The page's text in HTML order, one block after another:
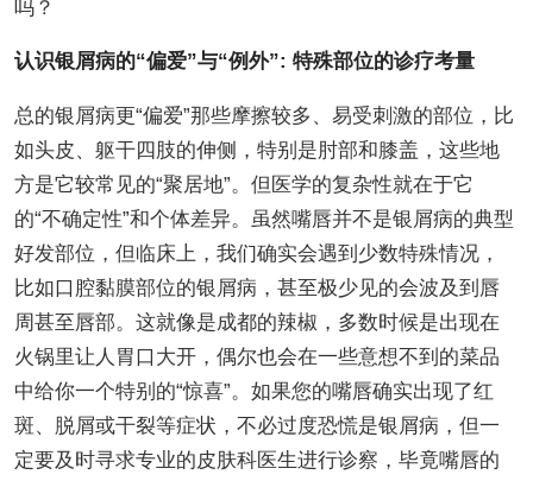
吗？
认识银屑病的“偏爱”与“例外”: 特殊部位的诊疗考量
总的银屑病更“偏爱”那些摩擦较多、易受刺激的部位，比
如头皮、躯干四肢的伸侧，特别是肘部和膝盖，这些地
方是它较常见的“聚居地”。但医学的复杂性就在于它
的“不确定性”和个体差异。虽然嘴唇并不是银屑病的典型
好发部位，但临床上，我们确实会遇到少数特殊情况，
比如口腔黏膜部位的银屑病，甚至极少见的会波及到唇
周甚至唇部。这就像是成都的辣椒，多数时候是出现在
火锅里让人胃口大开，偶尔也会在一些意想不到的菜品
中给你一个特别的“惊喜”。如果您的嘴唇确实出现了红
斑、脱屑或干裂等症状，不必过度恐慌是银屑病，但一
定要及时寻求专业的皮肤科医生进行诊察，毕竟嘴唇的